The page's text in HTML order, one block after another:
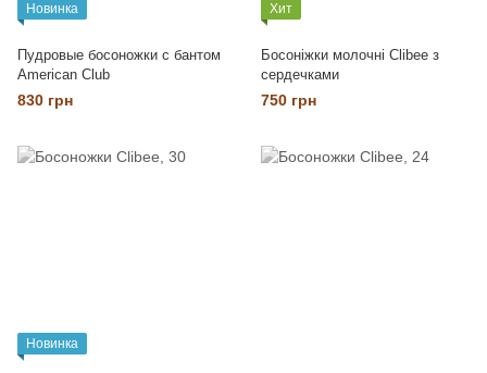
Новинка
Пудровые босоножки с бантом
American Club
830 грн
Хит
Босоніжки молочні Clibee з
сердечками
750 грн
Новинка